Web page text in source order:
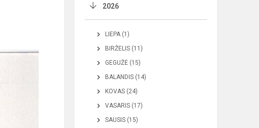
2026
LIEPA (1)
BIRŽELIS (11)
GEGUŽĖ (15)
BALANDIS (14)
KOVAS (24)
VASARIS (17)
SAUSIS (15)